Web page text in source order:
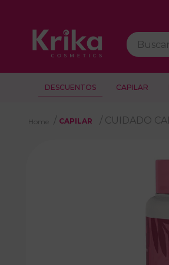
Buscar
DESCUENTOS CAPILAR
CAPILAR CUIDADO